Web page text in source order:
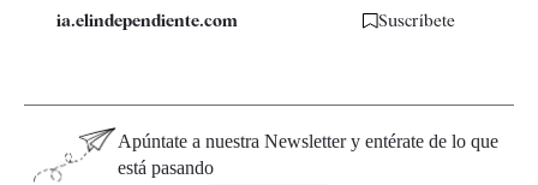
ia.elindependiente.com Suscríbete
Apúntate a nuestra Newsletter y entérate de lo que
está pasando